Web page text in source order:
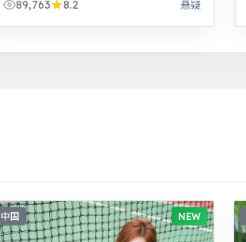
走近彼此，笑泪交织的成长故事。
89,763 8.2 悬疑
中国 NEW